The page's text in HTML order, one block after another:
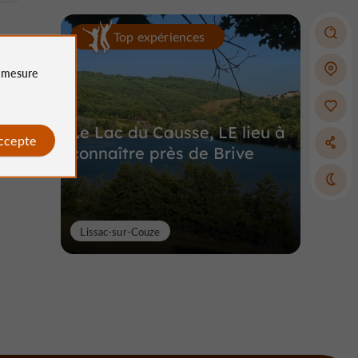
Top expériences
Le Lac du Causse, LE lieu à
connaître près de Brive
Lissac-sur-Couze
mesure